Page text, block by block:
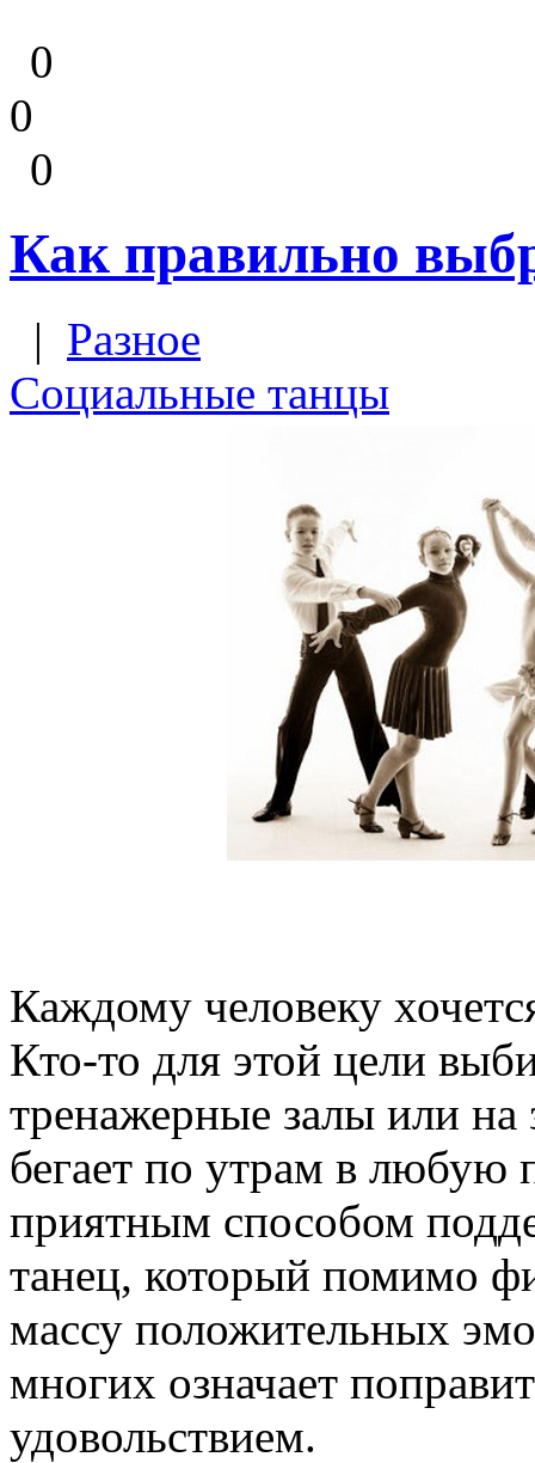
0
0
0
Как правильно
| Разное
Социальные танцы
Каждому человеку
Кто-то для этой цели
тренажерные залы или на
бегает по утрам в любую
приятным способом
танец, который помимо
массу положительных
многих означает
удовольствием.